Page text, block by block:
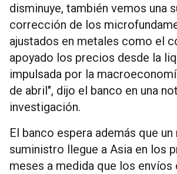
disminuye, también vemos una
corrección de los
ajustados en metales como el
apoyado los precios desde la
impulsada por la
de abril", dijo el banco en una
investigación.
El banco espera además que un
suministro llegue a Asia en los
meses a medida que los envíos